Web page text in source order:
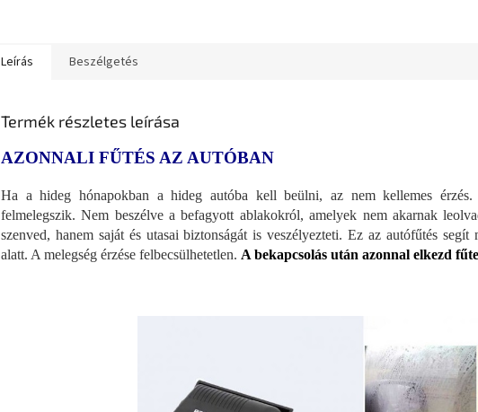
Leírás Beszélgetés
Termék részletes leírása
AZONNALI FŰTÉS AZ AUTÓBAN
Ha a hideg hónapokban a hideg autóba kell beülni, az nem kellemes
felmelegszik. Nem beszélve a befagyott ablakokról, amelyek nem akarnak
szenved, hanem saját és utasai biztonságát is veszélyezteti. Ez az autófűtés
alatt. A melegség érzése felbecsülhetetlen. A bekapcsolás után azonnal elkezd